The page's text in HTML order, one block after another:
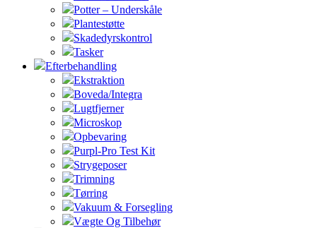
Potter – Underskåle
Plantestøtte
Skadedyrskontrol
Tasker
Efterbehandling
Ekstraktion
Boveda/Integra
Lugtfjerner
Microskop
Opbevaring
Purpl-Pro Test Kit
Strygeposer
Trimning
Tørring
Vakuum & Forsegling
Vægte Og Tilbehør